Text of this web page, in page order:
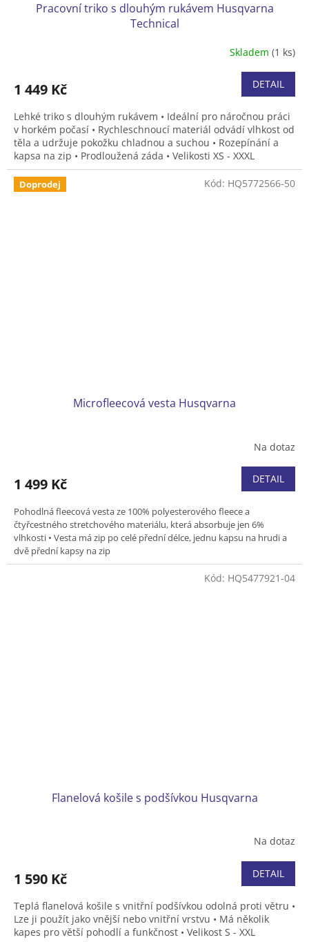
Pracovní triko s dlouhým rukávem Husqvarna
Technical
Skladem (1 ks)
1 449 Kč DETAIL
Lehké triko s dlouhým rukávem • Ideální pro náročnou práci
v horkém počasí • Rychleschnoucí materiál odvádí vlhkost od
těla a udržuje pokožku chladnou a suchou • Rozepínání a
kapsa na zip • Prodloužená záda • Velikosti XS - XXXL
Doprodej
Microfleecová vesta Husqvarna
Na dotaz
1 499 Kč DETAIL
Pohodlná fleecová vesta ze 100% polyesterového fleece a
čtyřcestného stretchového materiálu, která absorbuje jen 6%
vlhkosti • Vesta má zip po celé přední délce, jednu kapsu na hrudi a
dvě přední kapsy na zip
Kód: HQ5772566-50
Flanelová košile s podšívkou Husqvarna
Na dotaz
1 590 Kč DETAIL
Teplá flanelová košile s vnitřní podšívkou odolná proti větru •
Lze ji použít jako vnější nebo vnitřní vrstvu • Má několik
kapes pro větší pohodlí a funkčnost • Velikost S - XXL
Kód: HQ5477921-04